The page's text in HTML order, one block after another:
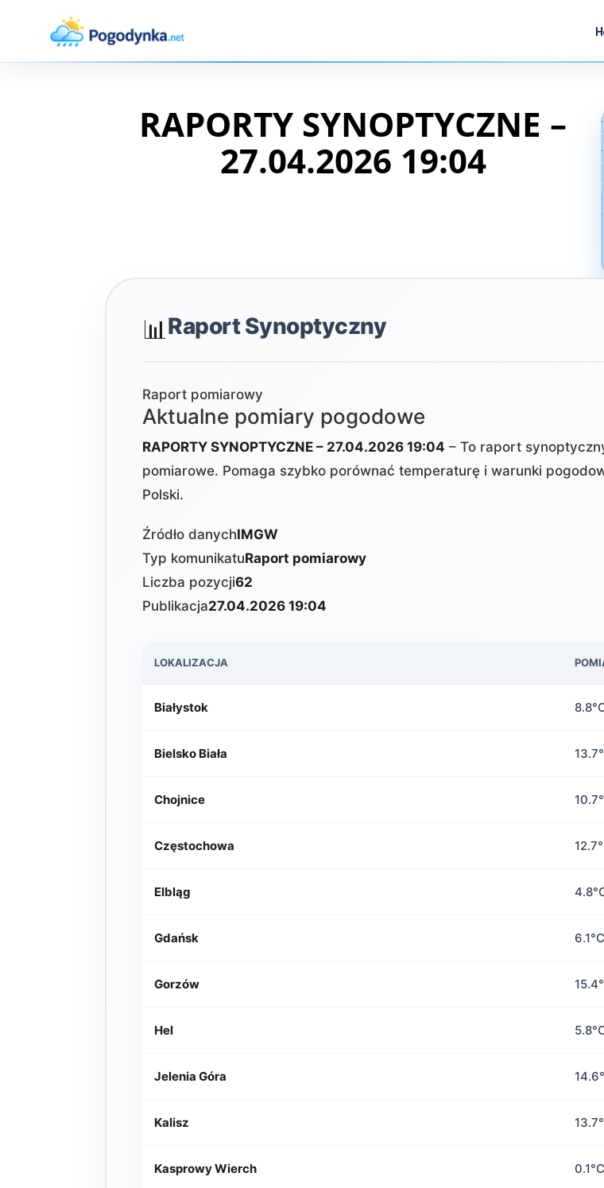
RAPORTY SYNOPTYCZNE –
27.04.2026 19:04
📊Raport Synoptyczny
Raport pomiarowy
Aktualne pomiary pogodowe
RAPORTY SYNOPTYCZNE – 27.04.2026 19:04 – To raport
pomiarowe. Pomaga szybko porównać temperaturę i warunki
Polski.
Źródło danychIMGW
Typ komunikatuRaport pomiarowy
Liczba pozycji62
Publikacja27.04.2026 19:04
LOKALIZACJA
Białystok
Bielsko Biała
Chojnice
Częstochowa
Elbląg
Gdańsk 6.1°C
Gorzów
Hel
Jelenia Góra
Kalisz
Kasprowy Wierch 0.1°C